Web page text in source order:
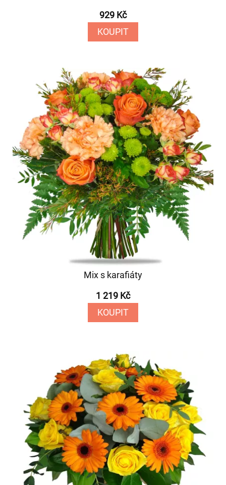
929 Kč
KOUPIT
Mix s karafiáty
1 219 Kč
KOUPIT